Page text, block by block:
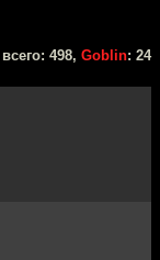
всего: 498, Goblin: 24